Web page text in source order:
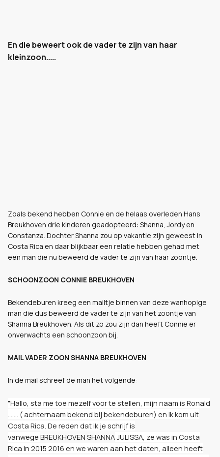
En die beweert ook de vader te zijn van haar
kleinzoon.....
Zoals bekend hebben Connie en de helaas overleden Hans
Breukhoven drie kinderen geadopteerd: Shanna, Jordy en
Constanza. Dochter Shanna zou op vakantie zijn geweest in
Costa Rica en daar blijkbaar een relatie hebben gehad met
een man die nu beweerd de vader te zijn van haar zoontje.
SCHOONZOON CONNIE BREUKHOVEN
Bekendeburen kreeg een mailtje binnen van deze wanhopige
man die dus beweerd de vader te zijn van het zoontje van
Shanna Breukhoven. Als dit zo zou zijn dan heeft Connie er
onverwachts een schoonzoon bij.
MAIL VADER ZOON SHANNA BREUKHOVEN
In de mail schreef de man het volgende:
"Hallo, sta me toe mezelf voor te stellen, mijn naam is Ronald
....... ( achternaam bekend bij bekendeburen) en ik kom uit
Costa Rica. De reden dat ik je schrijf is
vanwege BREUKHOVEN SHANNAJULISSA, ze was in Costa
Rica in 2015 2016 en we waren aan het daten, alleen heeft